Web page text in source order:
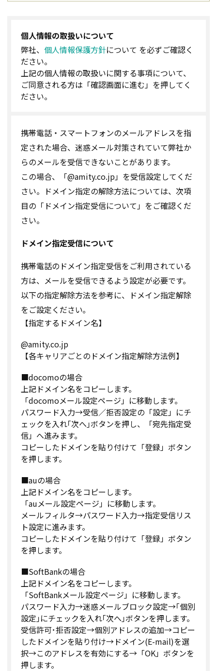
個人情報の取扱いについて
弊社、 個人情報保護方針について を必ずご確認く
ださい。
上記の個人情報の取扱いに関する事項について、
ご同意される方は「確認画面に進む」を押してく
ださい。
携帯電話・スマートフォンのメールアドレスを指
定された場合、迷惑メール対策されていて弊社か
らのメールを受信できないことがあります。
この場合、「@amity.co.jp」を受信設定してくだ
さい。ドメイン指定の解除方法については、次項
目の「ドメイン指定受信について」をご確認くだ
さい。
ドメイン指定受信について
携帯電話のドメイン指定受信をご利用されている
方は、メールを受信できるよう設定が必要です。
以下の指定解除方法を参考に、ドメイン指定解除
をご設定ください｡
【指定するドメイン名】
@amity.co.jp
【各キャリアごとのドメイン指定解除方法例】
■docomoの場合
上記ドメイン名をコピーします。
「docomoメール設定ページ」に移動します。
パスワード入力→受信／拒否設定の「設定」にチ
ェックを入れ｢次へ｣ボタンを押し、「宛先指定受
信」へ進みます。
コピーしたドメインを貼り付けて「登録」ボタン
を押します。
■auの場合
上記ドメイン名をコピーします。
「auメール設定ページ」に移動します。
メールフィルタ→パスワード入力→指定受信リス
ト設定に進みます。
コピーしたドメインを貼り付けて「登録」ボタン
を押します。
■SoftBankの場合
上記ドメイン名をコピーします。
「SoftBankメール設定ページ」に移動します。
パスワード入力→迷惑メールブロック設定→｢個別
設定｣にチェックを入れ｢次へ｣ボタンを押します。
受信許可･拒否設定→個別アドレスの追加→コピー
したドメインを貼り付け→ドメイン(E-mail)を選
択→このアドレスを有効にする→「OK」ボタンを
押します。